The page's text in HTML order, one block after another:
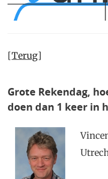
[Terug]
Grote Rekendag,
doen dan 1 keer in